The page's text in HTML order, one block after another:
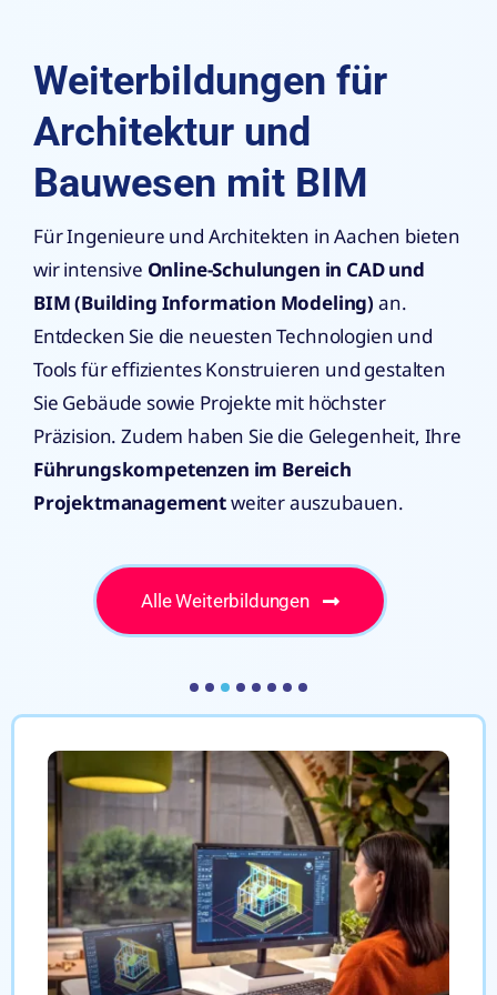
Weiterbildungen für
Architektur und
Bauwesen mit BIM
Für Ingenieure und Architekten in Aachen bieten
wir intensive Online-Schulungen in CAD und
BIM (Building Information Modeling) an.
Entdecken Sie die neuesten Technologien und
Tools für effizientes Konstruieren und gestalten
Sie Gebäude sowie Projekte mit höchster
Präzision. Zudem haben Sie die Gelegenheit, Ihre
Führungskompetenzen im Bereich
Projektmanagementweiter auszubauen.
Alle Weiterbildungen